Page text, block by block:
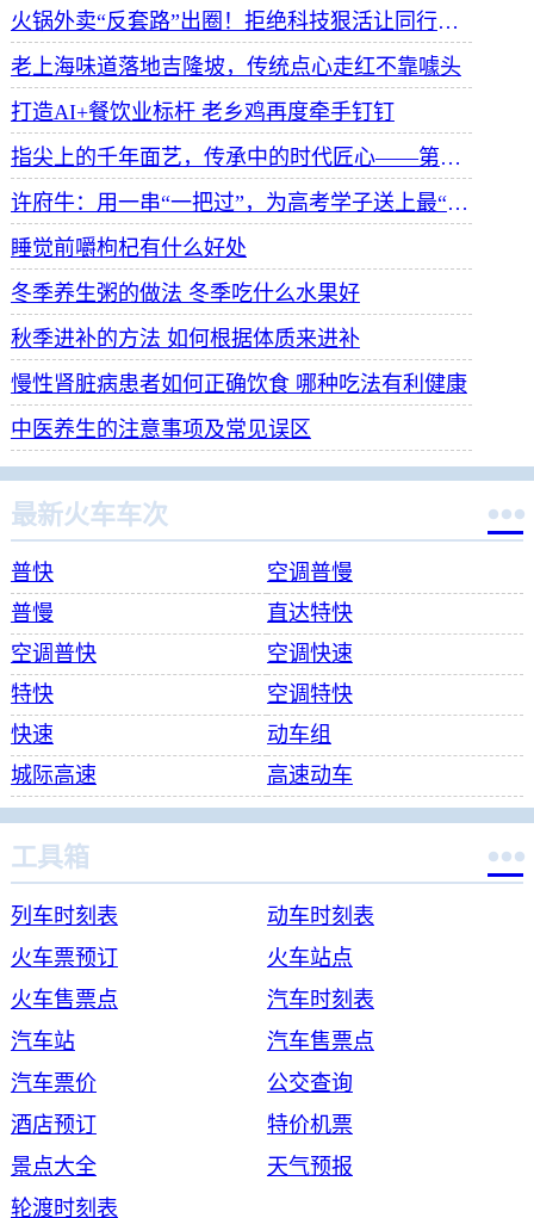
火锅外卖“反套路”出圈！拒绝科技狠活让同行颤抖
老上海味道落地吉隆坡，传统点心走红不靠噱头
打造AI+餐饮业标杆 老乡鸡再度牵手钉钉
指尖上的千年面艺，传承中的时代匠心——第八届“安琪酵母杯”中华发酵面食大赛武汉赛区开赛
许府牛：用一串“一把过”，为高考学子送上最“牛”祝福
睡觉前嚼枸杞有什么好处
冬季养生粥的做法 冬季吃什么水果好
秋季进补的方法 如何根据体质来进补
慢性肾脏病患者如何正确饮食 哪种吃法有利健康
中医养生的注意事项及常见误区
最新火车车次 
普快
空调普慢
普慢
直达特快
空调普快
空调快速
特快
空调特快
快速
动车组
城际高速
高速动车
工具箱 
列车时刻表
动车时刻表
火车票预订
火车站点
火车售票点
汽车时刻表
汽车站
汽车售票点
汽车票价
公交查询
酒店预订
特价机票
景点大全
天气预报
轮渡时刻表